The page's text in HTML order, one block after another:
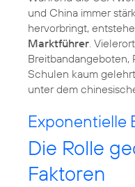
und China immer
hervorbringt,
Marktführer .
Breitbandangeboten,
Schulen kaum
unter dem
Exponentielle
Die Rolle
Faktoren